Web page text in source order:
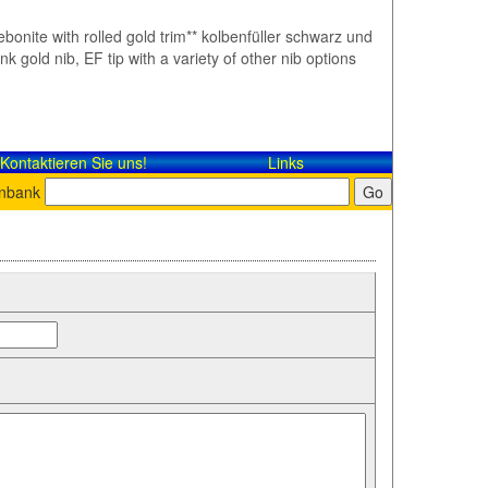
with rolled gold trim** kolbenfüller schwarz und
gold nib, EF tip with a variety of other nib options
Kontaktieren Sie uns!
Links